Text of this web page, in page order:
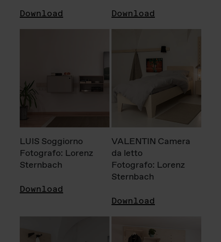
Download Download
LUIS Soggiorno
Fotografo: Lorenz
Sternbach
Download
VALENTIN Camera
da letto
Fotografo: Lorenz
Sternbach
Download